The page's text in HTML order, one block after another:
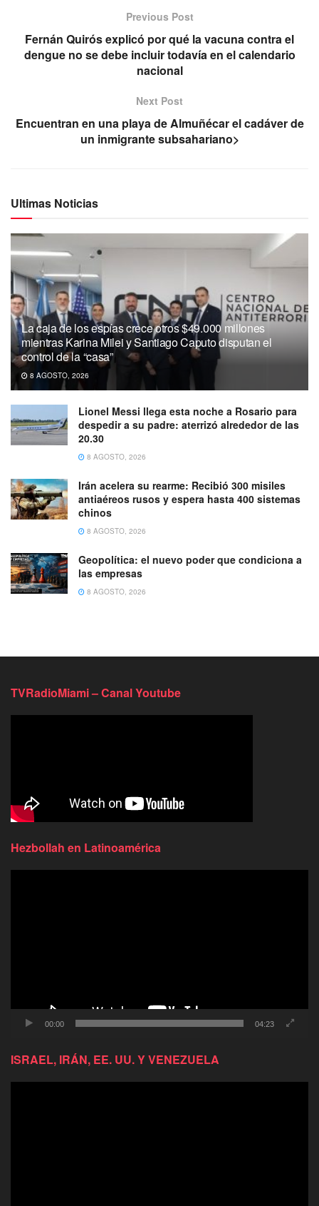
Previous Post
Fernán Quirós explicó por qué la vacuna contra el
dengue no se debe incluir todavía en el calendario
nacional
Next Post
Encuentran en una playa de Almuñécar el cadáver de
un inmigrante subsahariano>
Ultimas Noticias
La caja de los espías crece otros $49.000 millones
mientras Karina Milei y Santiago Caputo disputan el
control de la “casa”
8 AGOSTO, 2026
Lionel Messi llega esta noche a Rosario para
despedir a su padre: aterrizó alrededor de las
20.30
8 AGOSTO, 2026
Irán acelera su rearme: Recibió 300 misiles
antiaéreos rusos y espera hasta 400 sistemas
chinos
8 AGOSTO, 2026
Geopolítica: el nuevo poder que condiciona a
las empresas
8 AGOSTO, 2026
TVRadioMiami – Canal Youtube
Hezbollah en Latinoamérica
00:00 04:23
ISRAEL, IRÁN, EE. UU. Y VENEZUELA